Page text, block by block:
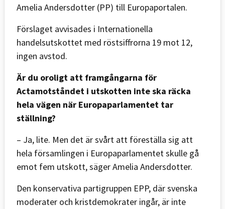
Amelia Andersdotter (PP) till Europaportalen.
Förslaget avvisades i Internationella
handelsutskottet med röstsiffrorna 19 mot 12,
ingen avstod.
Är du oroligt att framgångarna för
Actamotståndet i utskotten inte ska räcka
hela vägen när Europaparlamentet tar
ställning?
– Ja, lite. Men det är svårt att föreställa sig att
hela församlingen i Europaparlamentet skulle gå
emot fem utskott, säger Amelia Andersdotter.
Den konservativa partigruppen EPP, där svenska
moderater och kristdemokrater ingår, är inte